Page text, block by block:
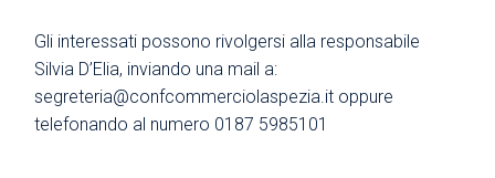
Gli interessati possono rivolgersi alla responsabile
Silvia D’Elia, inviando una mail a:
segreteria@confcommerciolaspezia.it oppure
telefonando al numero 0187 5985101